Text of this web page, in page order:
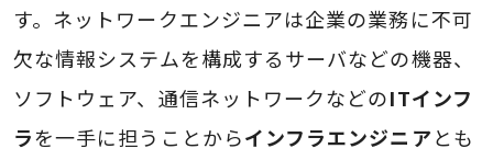
す。ネットワークエンジニアは企業の業務に不可
欠な情報システムを構成するサーバなどの機器、
ソフトウェア、通信ネットワークなどのITインフ
ラを一手に担うことからインフラエンジニアとも